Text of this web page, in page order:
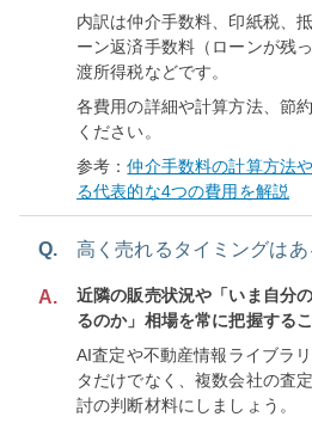
内訳は仲介手数料、印紙税、
ーン返済手数料（ローンが残
渡所得税などです。
各費用の詳細や計算方法、節
ください。
参考：仲介手数料の計算方法
る代表的な4つの費用を解説
Q. 高く売れるタイミングはあ
A.
近隣の販売状況や「いま自分
るのか」相場を常に把握する
AI査定や不動産情報ライブラ
タだけでなく、複数会社の査
討の判断材料にしましょう。